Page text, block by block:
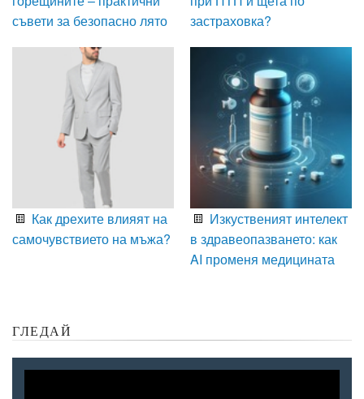
съвети за безопасно лято
застраховка?
Как дрехите влияят на
самочувствието на мъжа?
Изкуственият интелект
в здравеопазването: как
AI променя медицината
ГЛЕДАЙ